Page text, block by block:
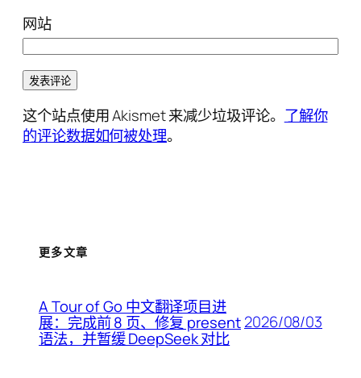
网站
这个站点使用 Akismet 来减少垃圾评论。 了解你
的评论数据如何被处理。
更多文章
A Tour of Go 中文翻译项目进
展：完成前 8 页、修复 present
语法，并暂缓 DeepSeek 对比
2026/08/03